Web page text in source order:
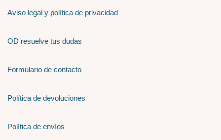
Aviso legal y política de privacidad
OD resuelve tus dudas
Formulario de contacto
Política de devoluciones
Política de envíos